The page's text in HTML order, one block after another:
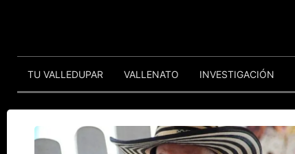
TU VALLEDUPAR VALLENATO INVESTIGACIÓN